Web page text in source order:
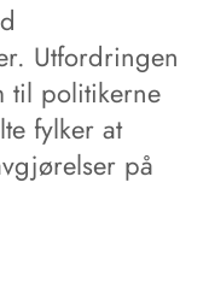
Utfordringen
til politikerne
fylker at
på